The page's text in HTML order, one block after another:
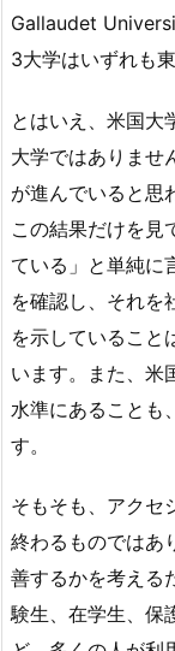
Gallaudet
3大学はいずれも
とはいえ、米国大
大学ではありませ
が進んでいると思
この結果だけを見
ている」と単純に
を確認し、それを
を示していること
います。また、米
水準にあることも
す。
そもそも、アクセ
終わるものではあ
善するかを考える
験生、在学生、保